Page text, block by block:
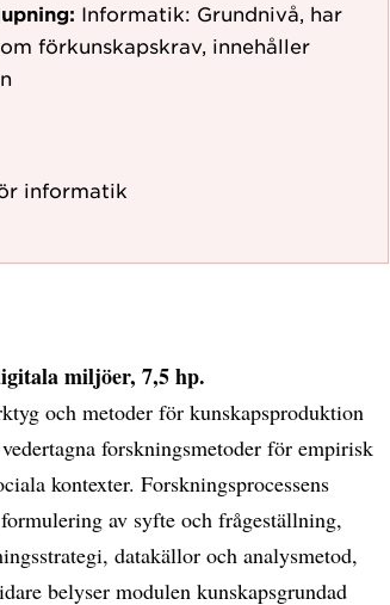
Informatik: Grundnivå, har
förkunskapskrav, innehåller
informatik
miljöer, 7,5 hp.
och metoder för kunskapsproduktion
forskningsmetoder för empirisk
kontexter. Forskningsprocessens
av syfte och frågeställning,
datakällor och analysmetod,
belyser modulen kunskapsgrundad